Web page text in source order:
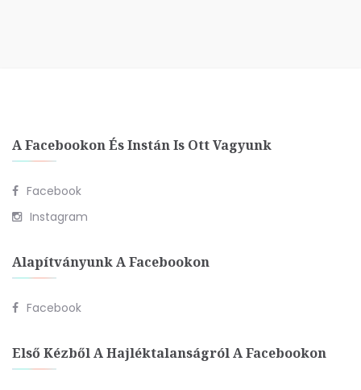
A Facebookon És Instán Is Ott Vagyunk
Facebook
Instagram
Alapítványunk A Facebookon
Facebook
Első Kézből A Hajléktalanságról A Facebookon